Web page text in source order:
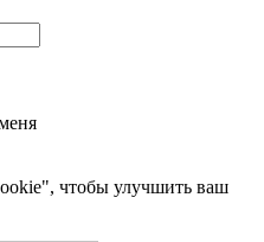
чтобы улучшить ваш